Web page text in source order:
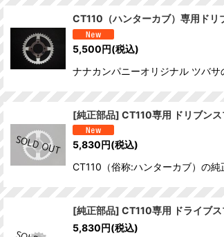
CT110（ハンターカブ）専用ドリ
5,500円(税込)
ナナカンパニーオリジナル ツバ
[純正部品] CT110専用 ドリブンス
5,830円(税込)
CT110（俗称:ハンターカブ）の
[純正部品] CT110専用 ドライブス
5,830円(税込)